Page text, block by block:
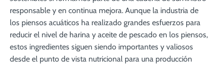
responsable y en continua mejora. Aunque la industria de
los piensos acuáticos ha realizado grandes esfuerzos para
reducir el nivel de harina y aceite de pescado en los piensos,
estos ingredientes siguen siendo importantes y valiosos
desde el punto de vista nutricional para una producción